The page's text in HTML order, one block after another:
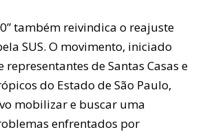
também reivindica o reajuste
SUS. O movimento, iniciado
de Santas Casas e
do Estado de São Paulo,
mobilizar e buscar uma
enfrentados por